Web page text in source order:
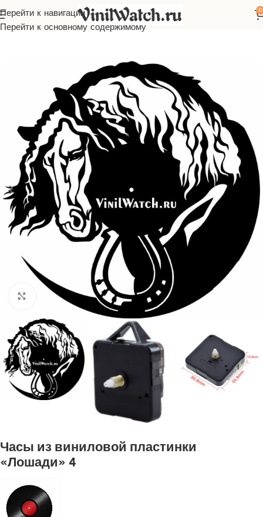
Перейти к навигации
Перейти к основному содержимому
0
Главная Часы из виниловой пластинки Животные
Нажмите, чтобы увеличить
Часы из виниловой пластинки
«Лошади» 4